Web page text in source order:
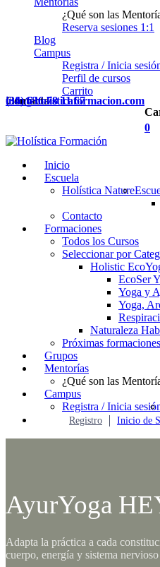
¿Qué son las
Reserva sesiones 1:1
Blog
Campus
Registra / Inicia
Perfil de cursos
Carrito
Contacta
(34) 636 78 11 67
info@holisticaformacion.com
0
Inicio
Escuela
Holística Nature
Contacto
Formaciones
Todos los Cursos
Seleccionar por
Holistic
EcoSer
Yoga y
Yoga,
Naturaleza
Próximas formaciones
Grupos
Mentorías
¿Qué son las
Campus
Registra / Inicia
Registro Inicio de
AyurYoga
Adapta la práctica a cada
cuerpo, energía y sistema